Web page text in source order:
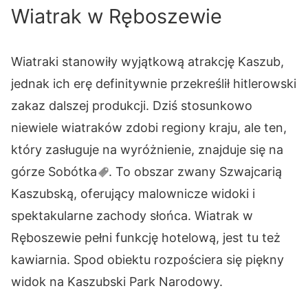
Wiatrak w Ręboszewie
Wiatraki stanowiły wyjątkową atrakcję Kaszub,
jednak ich erę definitywnie przekreślił hitlerowski
zakaz dalszej produkcji. Dziś stosunkowo
niewiele wiatraków zdobi regiony kraju, ale ten,
który zasługuje na wyróżnienie, znajduje się na
górze Sobótka
. To obszar zwany Szwajcarią
Kaszubską, oferujący malownicze widoki i
spektakularne zachody słońca. Wiatrak w
Ręboszewie pełni funkcję hotelową, jest tu też
kawiarnia. Spod obiektu rozpościera się piękny
widok na Kaszubski Park Narodowy.